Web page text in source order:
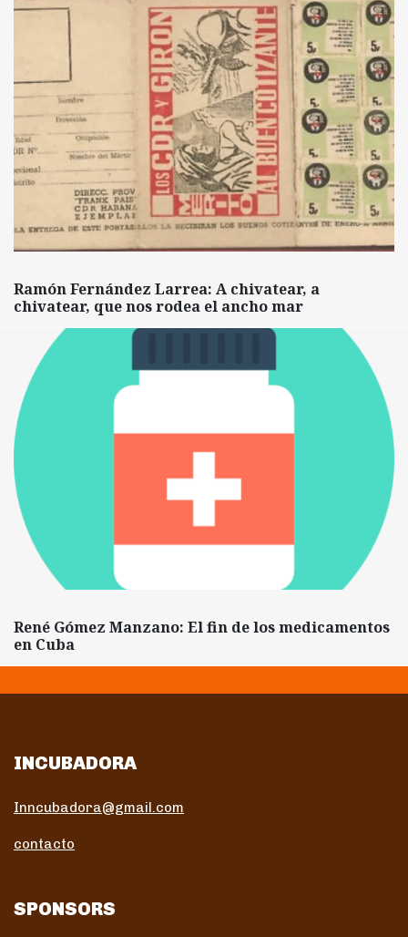
Ramón Fernández Larrea: A chivatear, a
chivatear, que nos rodea el ancho mar
René Gómez Manzano: El fin de los medicamentos
en Cuba
INCUBADORA
Inncubadora@gmail.com
contacto
SPONSORS